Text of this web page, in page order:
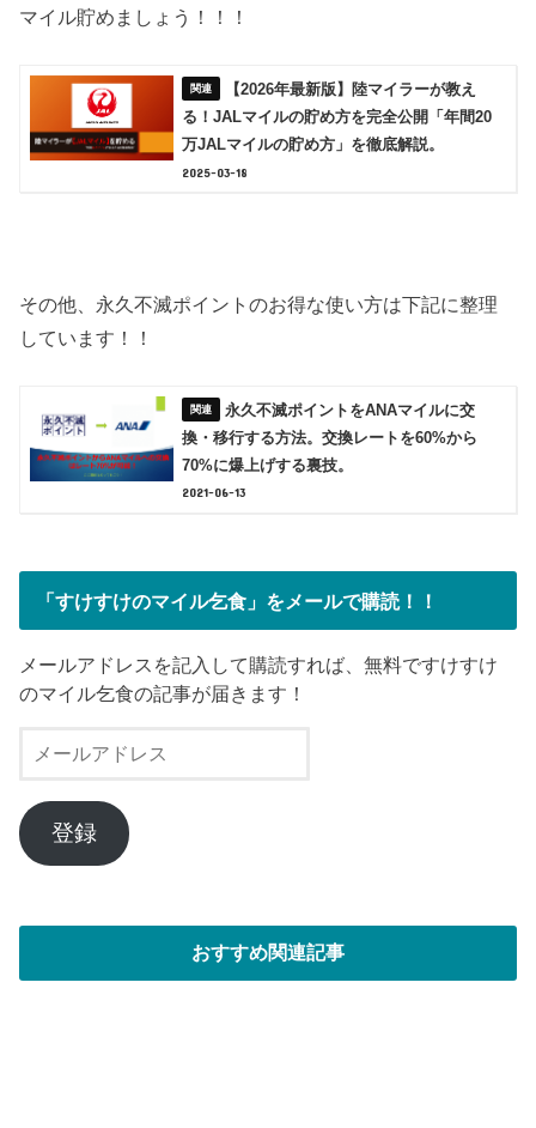
マイル貯めましょう！！！
【2026年最新版】陸マイラーが教え
る！JALマイルの貯め方を完全公開「年間20
万JALマイルの貯め方」を徹底解説。
2025-03-18
その他、永久不滅ポイントのお得な使い方は下記に整理
しています！！
永久不滅ポイントをANAマイルに交
換・移行する方法。交換レートを60%から
70%に爆上げする裏技。
2021-06-13
「すけすけのマイル乞食」をメールで購読！！
メールアドレスを記入して購読すれば、無料ですけすけ
のマイル乞食の記事が届きます！
ー
ア
ド
登録
おすすめ関連記事